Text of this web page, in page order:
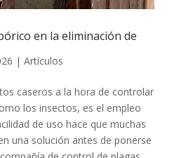
en la eliminación de
| Artículos
caseros a la hora de controlar
los insectos, es el empleo
de uso hace que muchas
una solución antes de ponerse